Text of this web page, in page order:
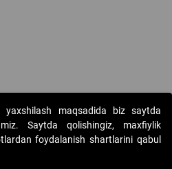
onlayn-auksionlarni
yaxshilash maqsadida biz saytda
Saytda qolishingiz, maxfiylik
foydalanish shartlarini qabul